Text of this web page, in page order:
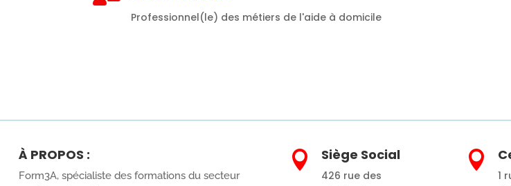
Professionnel(le) des métiers de l'aide à domicile
À PROPOS :
Form3A, spécialiste des formations du secteur
 Siège Social
426 rue des

1